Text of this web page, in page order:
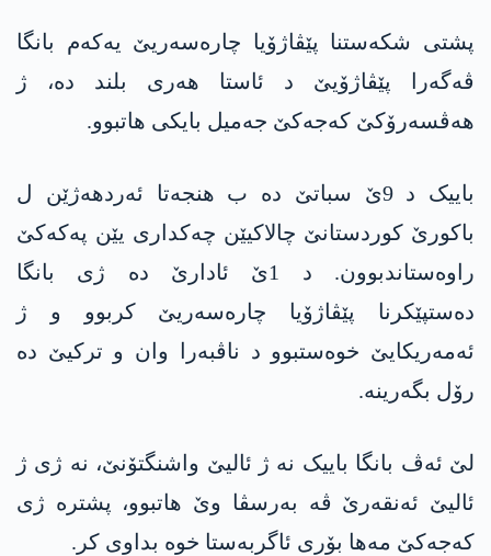
پشتی شکەستنا پێڤاژۆیا چارەسەریێ یەکەم بانگا
ڤەگەرا پێڤاژۆیێ د ئاستا هەری بلند دە، ژ
هه‌ڤسه‌رۆكێ كه‌جه‌كێ جەمیل بایکی هاتبوو.
باییک د 9ێ سباتێ دە ب هنجەتا ئەردهەژێن ل
باکورێ کوردستانێ چالاکیێن چەکداری یێن په‌كه‌كێ
راوەستاندبوون. د 1ێ ئادارێ دە ژی بانگا
دەستپێکرنا پێڤاژۆیا چارەسەریێ کربوو و ژ
ئه‌مەریکایێ خوەستبوو د ناڤبەرا وان و ترکیێ دە
رۆل بگەرینە.
لێ ئەڤ بانگا باییک نە ژ ئالیێ واشنگتۆنێ، نە ژی ژ
ئالیێ ئەنقەرێ ڤە بەرسڤا وێ هاتبوو، پشترە ژی
كه‌جه‌كێ مەها بۆری ئاگربەستا خوە بداوی کر.